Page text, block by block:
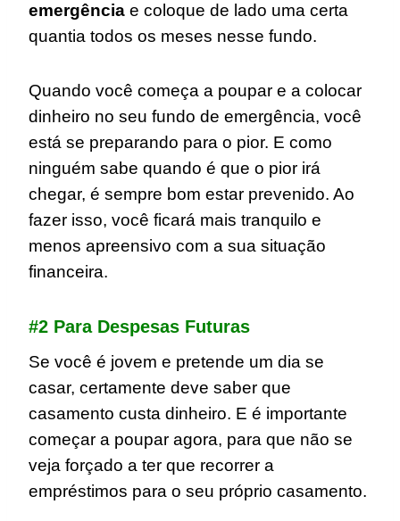
emergência e coloque de lado uma certa
quantia todos os meses nesse fundo.
Quando você começa a poupar e a colocar
dinheiro no seu fundo de emergência, você
está se preparando para o pior. E como
ninguém sabe quando é que o pior irá
chegar, é sempre bom estar prevenido. Ao
fazer isso, você ficará mais tranquilo e
menos apreensivo com a sua situação
financeira.
#2 Para Despesas Futuras
Se você é jovem e pretende um dia se
casar, certamente deve saber que
casamento custa dinheiro. E é importante
começar a poupar agora, para que não se
veja forçado a ter que recorrer a
empréstimos para o seu próprio casamento.